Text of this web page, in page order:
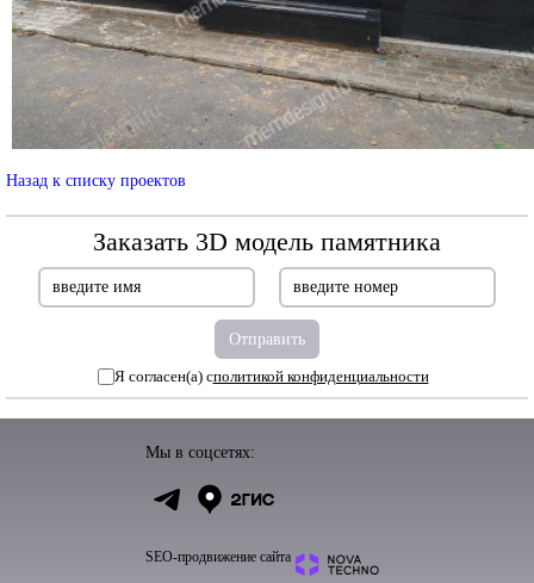
Назад к списку проектов
Заказать 3D модель памятника
Я согласен(а) сполитикой конфиденциальности
Мы в соцсетях:
SEO-продвижение сайта